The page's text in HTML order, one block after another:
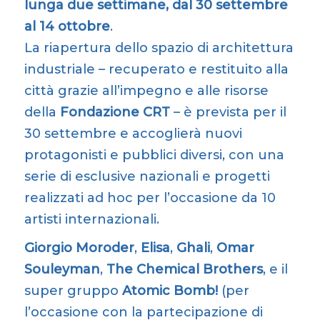
lunga due settimane, dal 30 settembre
al 14 ottobre.
La riapertura dello spazio di architettura
industriale – recuperato e restituito alla
città grazie all’impegno e alle risorse
della Fondazione CRT– è prevista per il
30 settembre e accoglierà nuovi
protagonisti e pubblici diversi, con una
serie di esclusive nazionali e progetti
realizzati ad hoc per l’occasione da 10
artisti internazionali.
Giorgio Moroder, Elisa, Ghali, Omar
Souleyman, The Chemical Brothers, e il
super gruppo Atomic Bomb!(per
l’occasione con la partecipazione di